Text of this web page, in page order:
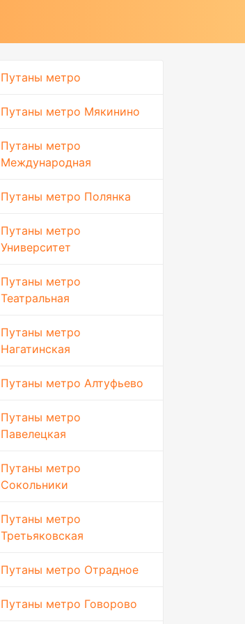
Путаны метро
Путаны метро Мякинино
Путаны метро
Международная
Путаны метро Полянка
Путаны метро
Университет
Путаны метро
Театральная
Путаны метро
Нагатинская
Путаны метро Алтуфьево
Путаны метро
Павелецкая
Путаны метро
Сокольники
Путаны метро
Третьяковская
Путаны метро Отрадное
Путаны метро Говорово